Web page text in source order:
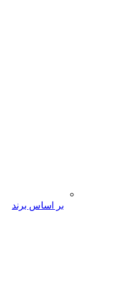
بر اساس برند